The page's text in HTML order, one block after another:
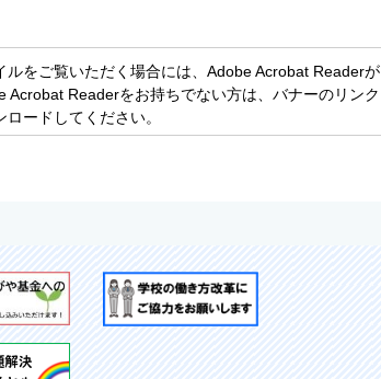
ルをご覧いただく場合には、Adobe Acrobat Readerが
Acrobat Readerをお持ちでない方は、バナーのリンク
ードしてください。